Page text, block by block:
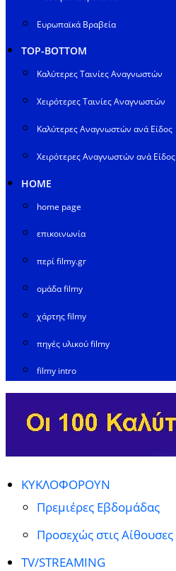
Ευρωπαϊκά Βραβεία
TOP-BOTTOM
Καλύτερες Ταινίες Αναγνωστών
Χειρότερες Ταινίες Αναγνωστών
Καλύτερες Αναγνωστών ανά Είδος
Χειρότερες Αναγνωστών ανά Είδος
HOME
home page
επικοινωνία
περί filmy.gr
ομάδα filmy
χάρτης filmy
πηγές υλικού filmy
filmy intro
ΚΥΚΛΟΦΟΡΟΥΝ
Πρεμιέρες Εβδομάδας
Προσεχώς στις Αίθουσες
TV/STREAMING